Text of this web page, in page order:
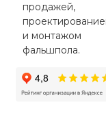
продажей,
и монтажом
фальшпола.